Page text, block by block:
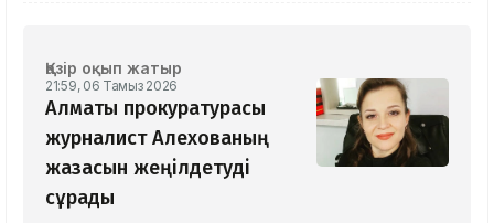
Қазір оқып жатыр
21:59, 06 Тамыз 2026
Алматы прокуратурасы
журналист Алехованың
жазасын жеңілдетуді
сұрады